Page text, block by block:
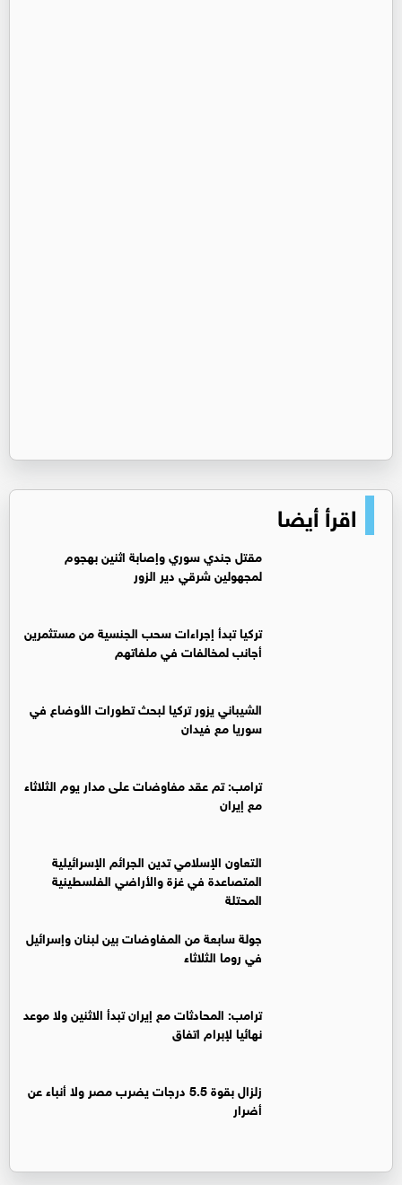
اقرأ أيضا
مقتل جندي سوري وإصابة اثنين بهجوم
لمجهولين شرقي دير الزور
تركيا تبدأ إجراءات سحب الجنسية من مستثمرين
أجانب لمخالفات في ملفاتهم
‏الشيباني يزور تركيا لبحث تطورات الأوضاع في
سوريا مع فيدان
ترامب: تم عقد مفاوضات على مدار يوم الثلاثاء
مع إيران
التعاون الإسلامي تدين الجرائم الإسرائيلية
المتصاعدة في غزة والأراضي الفلسطينية
المحتلة
جولة سابعة من المفاوضات بين لبنان وإسرائيل
في روما الثلاثاء
ترامب: المحادثات مع إيران تبدأ الاثنين ولا موعد
نهائيا لإبرام اتفاق
زلزال بقوة 5.5 درجات يضرب مصر ولا أنباء عن
أضرار